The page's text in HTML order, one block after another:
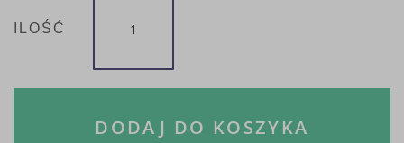
ILOŚĆ
DODAJ DO KOSZYKA